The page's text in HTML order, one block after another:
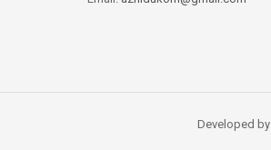
Developed by